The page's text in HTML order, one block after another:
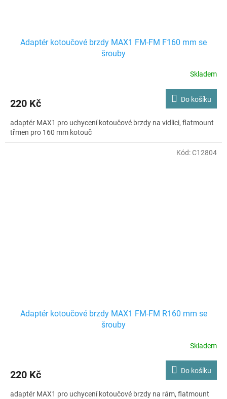
Adaptér kotoučové brzdy MAX1 FM-FM F160 mm se
šrouby
Skladem
220 Kč Do košíku
adaptér MAX1 pro uchycení kotoučové brzdy na vidlici, flatmount
třmen pro 160 mm kotouč
Adaptér kotoučové brzdy MAX1 FM-FM R160 mm se
šrouby
Skladem
220 Kč Do košíku
adaptér MAX1 pro uchycení kotoučové brzdy na rám, flatmount
Kód:C12804